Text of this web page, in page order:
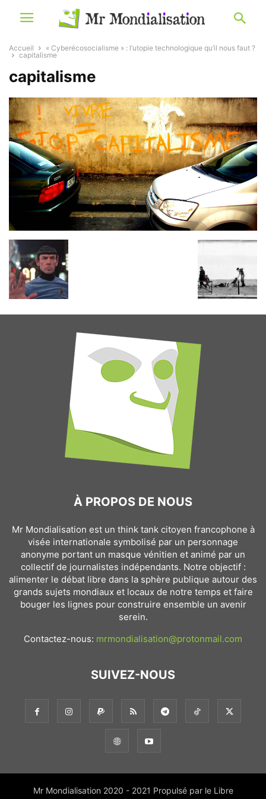
Accueil
« Cyberécosocialisme » : l’utopie technologique qu’il nous faut ?
capitalisme
capitalisme
À PROPOS DE NOUS
Mr Mondialisation est un think tank citoyen francophone à
visée internationale symbolisé par un personnage
anonyme portant un masque vénitien et animé par un
collectif de journalistes indépendants. Notre objectif :
alimenter le débat libre dans la sphère publique autour des
grands sujets mondiaux et locaux de notre temps et faire
bouger les lignes pour construire ensemble un avenir
serein.
Contactez-nous: mrmondialisation@protonmail.com
SUIVEZ-NOUS
Mr Mondialisation 2020 - 2021 Propulsé par le Libre